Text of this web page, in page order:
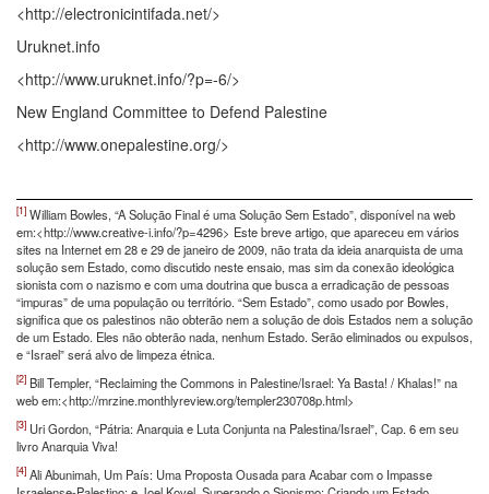
<http://electronicintifada.net/>
Uruknet.info
<http://www.uruknet.info/?p=-6/>
New England Committee to Defend Palestine
<http://www.onepalestine.org/>
[1] William Bowles, “A Solução Final é uma Solução Sem Estado”, disponível na web
em:<http://www.creative-i.info/?p=4296> Este breve artigo, que apareceu em vários
sites na Internet em 28 e 29 de janeiro de 2009, não trata da ideia anarquista de uma
solução sem Estado, como discutido neste ensaio, mas sim da conexão ideológica
sionista com o nazismo e com uma doutrina que busca a erradicação de pessoas
“impuras” de uma população ou território. “Sem Estado”, como usado por Bowles,
significa que os palestinos não obterão nem a solução de dois Estados nem a solução
de um Estado. Eles não obterão nada, nenhum Estado. Serão eliminados ou expulsos,
e “Israel” será alvo de limpeza étnica.
[2] Bill Templer, “Reclaiming the Commons in Palestine/Israel: Ya Basta! / Khalas!” na
web em:<http://mrzine.monthlyreview.org/templer230708p.html>
[3] Uri Gordon, “Pátria: Anarquia e Luta Conjunta na Palestina/Israel”, Cap. 6 em seu
livro Anarquia Viva!
[4] Ali Abunimah, Um País: Uma Proposta Ousada para Acabar com o Impasse